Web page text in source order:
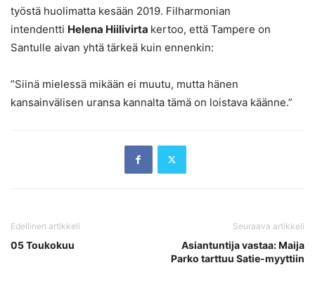
työstä huolimatta kesään 2019. Filharmonian
intendentti Helena Hiilivirta kertoo, että Tampere on
Santulle aivan yhtä tärkeä kuin ennenkin:
”Siinä mielessä mikään ei muutu, mutta hänen
kansainvälisen uransa kannalta tämä on loistava käänne.”
Edellinen artikkeli
05 Toukokuu
Seuraava artikkeli
Asiantuntija vastaa: Maija
Parko tarttuu Satie-myyttiin